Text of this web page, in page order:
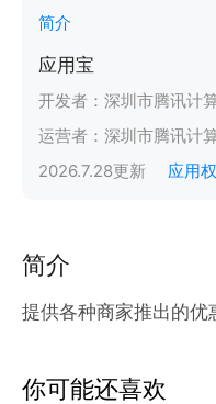
简介
应用宝
开发者： 深圳市腾讯计
运营者： 深圳市腾讯计
2026.7.28更新 应用
简介
提供各种商家推出的优
你可能还喜欢